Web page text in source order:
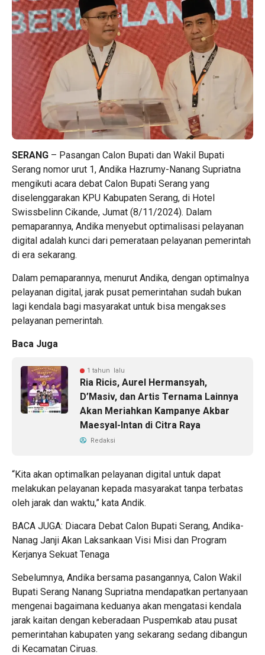
SERANG – Pasangan Calon Bupati dan Wakil Bupati
Serang nomor urut 1, Andika Hazrumy-Nanang Supriatna
mengikuti acara debat Calon Bupati Serang yang
diselenggarakan KPU Kabupaten Serang, di Hotel
Swissbelinn Cikande, Jumat (8/11/2024). Dalam
pemaparannya, Andika menyebut optimalisasi pelayanan
digital adalah kunci dari pemerataan pelayanan pemerintah
di era sekarang.
Dalam pemaparannya, menurut Andika, dengan optimalnya
pelayanan digital, jarak pusat pemerintahan sudah bukan
lagi kendala bagi masyarakat untuk bisa mengakses
pelayanan pemerintah.
Baca Juga
1 tahun lalu
Ria Ricis, Aurel Hermansyah,
D’Masiv, dan Artis Ternama Lainnya
Akan Meriahkan Kampanye Akbar
Maesyal-Intan di Citra Raya
Redaksi
“Kita akan optimalkan pelayanan digital untuk dapat
melakukan pelayanan kepada masyarakat tanpa terbatas
oleh jarak dan waktu,” kata Andik.
BACA JUGA: Diacara Debat Calon Bupati Serang, Andika-
Nanag Janji Akan Laksankaan Visi Misi dan Program
Kerjanya Sekuat Tenaga
Sebelumnya, Andika bersama pasangannya, Calon Wakil
Bupati Serang Nanang Supriatna mendapatkan pertanyaan
mengenai bagaimana keduanya akan mengatasi kendala
jarak kaitan dengan keberadaan Puspemkab atau pusat
pemerintahan kabupaten yang sekarang sedang dibangun
di Kecamatan Ciruas.